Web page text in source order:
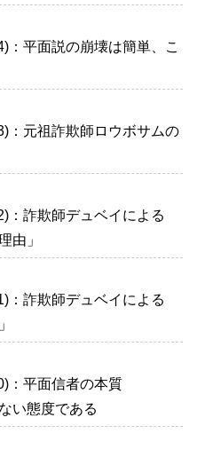
：平面説の崩壊は簡単、こ
：元祖詐欺師ロウボサムの
：詐欺師デュベイによる
由」
：詐欺師デュベイによる
：平面信者の本質
い態度である